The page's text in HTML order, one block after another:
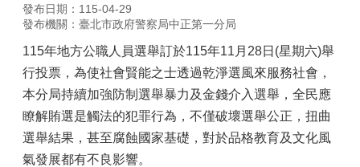
發布日期：115-04-29
發布機關：臺北市政府警察局中正第一分局
115年地方公職人員選舉訂於115年11月28日(星期六)舉
行投票，為使社會賢能之士透過乾淨選風來服務社會，
本分局持續加強防制選舉暴力及金錢介入選舉，全民應
瞭解賄選是觸法的犯罪行為，不僅破壞選舉公正，扭曲
選舉結果，甚至腐蝕國家基礎，對於品格教育及文化風
氣發展都有不良影響。